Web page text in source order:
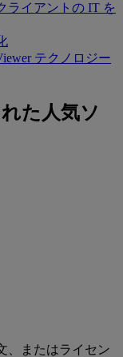
ライアントの IT を
テクノロジー
た人気ソ
、またはライセン